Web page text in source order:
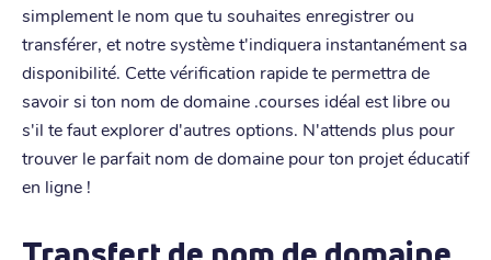
simplement le nom que tu souhaites enregistrer ou
transférer, et notre système t'indiquera instantanément sa
disponibilité. Cette vérification rapide te permettra de
savoir si ton nom de domaine .courses idéal est libre ou
s'il te faut explorer d'autres options. N'attends plus pour
trouver le parfait nom de domaine pour ton projet éducatif
en ligne !